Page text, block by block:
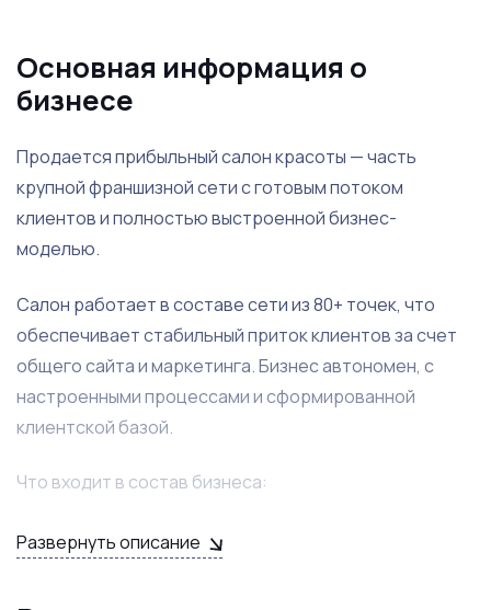
Основная информация о
бизнесе
Продается прибыльный салон красоты — часть
крупной франшизной сети с готовым потоком
клиентов и полностью выстроенной бизнес-
моделью.
Салон работает в составе сети из 80+ точек, что
обеспечивает стабильный приток клиентов за счет
общего сайта и маркетинга. Бизнес автономен, с
настроенными процессами и сформированной
клиентской базой.
Что входит в состав бизнеса:
Право аренды помещения площадью 100 м²
Развернуть описание